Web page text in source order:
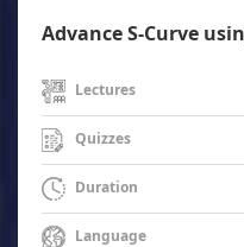
Advance S-Curve
Lectures
Quizzes
Duration
Language